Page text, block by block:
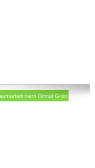
nach Ortrud Grön